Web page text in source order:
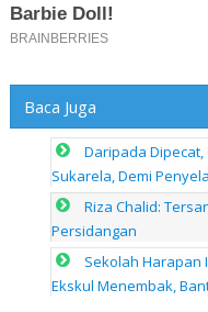
Baca Juga
Daripada
Sukarela, Demi
Riza Chalid:
Persidangan
Sekolah Harapan
Ekskul Menembak,